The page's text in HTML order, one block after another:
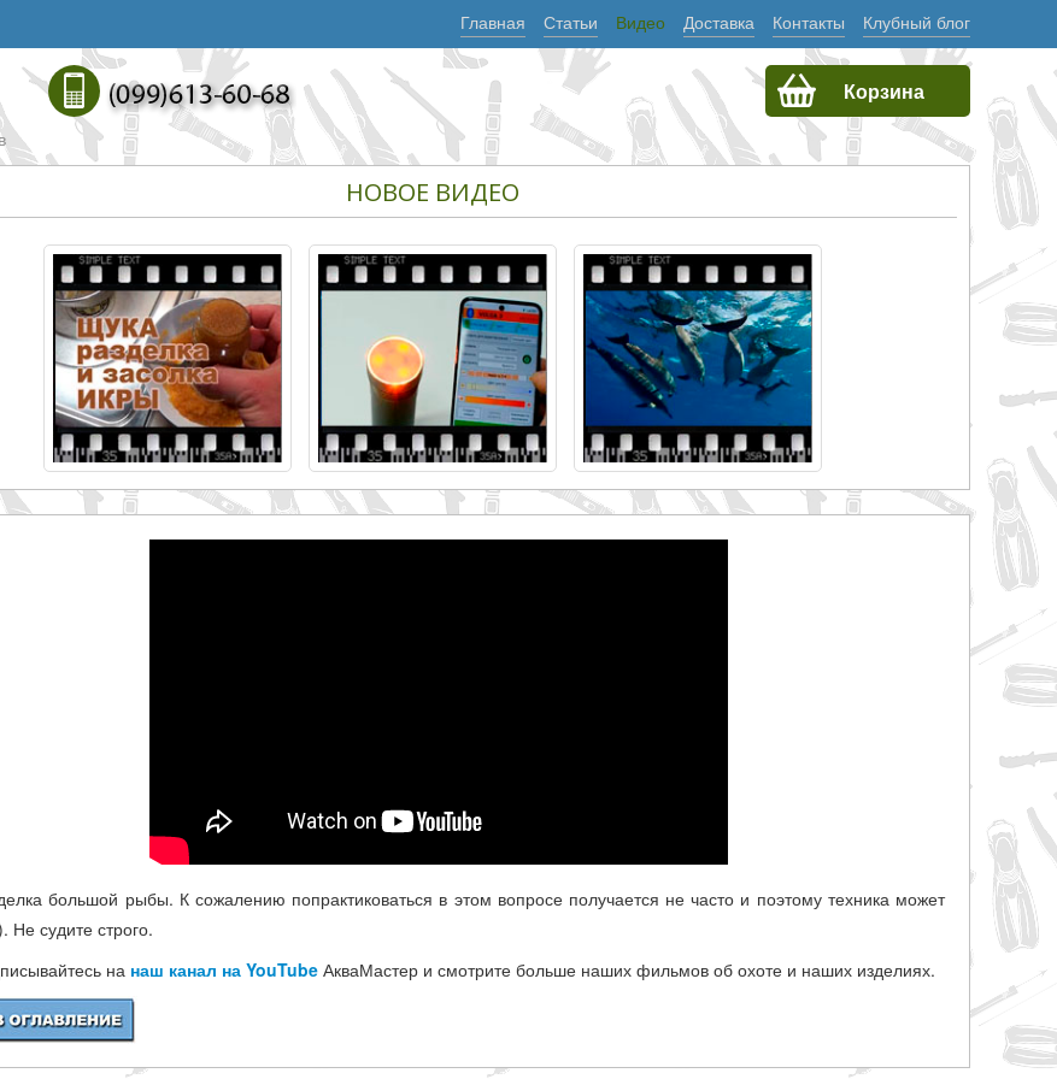
Главная Статьи Видео Доставка Контакты Клубный блог
Корзина
НОВОЕ ВИДЕО
большой рыбы. К сожалению попрактиковаться в этом вопросе получается не часто и поэтому техника может
Не судите строго.
на наш канал на YouTube АкваМастер и смотрите больше наших фильмов об охоте и наших изделиях.